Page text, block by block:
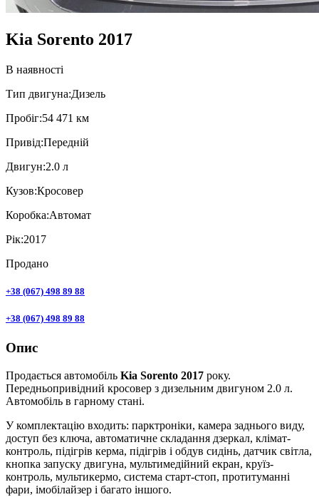
Kia Sorento 2017
В наявності
Тип двигуна:Дизель
Пробiг:54 471 км
Привiд:Передній
Двигун:2.0 л
Кузов:Кросовер
Коробка:Автомат
Рік:2017
Продано
+38 (067) 498 89 88
+38 (067) 498 89 88
Опис
Продається автомобіль Kia Sorento 2017 року.
Передньопривідний кросовер з дизельним двигуном 2.0 л.
Автомобіль в гарному стані.
У комплектацію входить: парктроніки, камера заднього виду,
доступ без ключа, автоматичне складання дзеркал, клімат-
контроль, підігрів керма, підігрів і обдув сидінь, датчик світла,
кнопка запуску двигуна, мультимедійний екран, круїз-
контроль, мультикермо, система старт-стоп, протитуманні
фари, імобілайзер і багато іншого.